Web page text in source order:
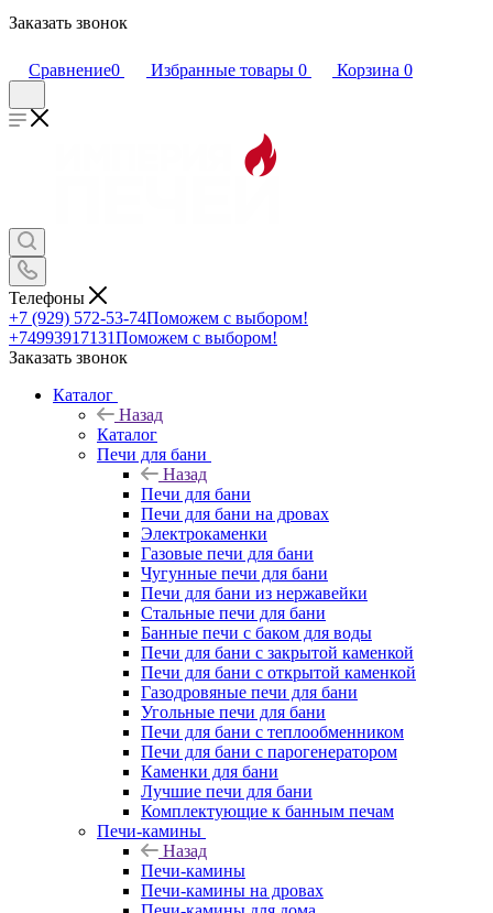
Заказать звонок
Сравнение0 Избранные товары 0 Корзина 0
Телефоны
+7 (929) 572-53-74Поможем с выбором!
+74993917131Поможем с выбором!
Заказать звонок
Каталог
Назад
Каталог
Печи для бани
Назад
Печи для бани
Печи для бани на дровах
Электрокаменки
Газовые печи для бани
Чугунные печи для бани
Печи для бани из нержавейки
Стальные печи для бани
Банные печи с баком для воды
Печи для бани с закрытой каменкой
Печи для бани с открытой каменкой
Газодровяные печи для бани
Угольные печи для бани
Печи для бани с теплообменником
Печи для бани с парогенератором
Каменки для бани
Лучшие печи для бани
Комплектующие к банным печам
Печи-камины
Назад
Печи-камины
Печи-камины на дровах